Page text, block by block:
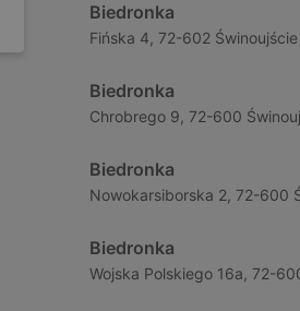
Biedronka
Fińska 4, 72-602 Świnoujście
Biedronka
Chrobrego 9, 72-600
Biedronka
Nowokarsiborska 2, 72-600
Biedronka
Wojska Polskiego 16a, 72-